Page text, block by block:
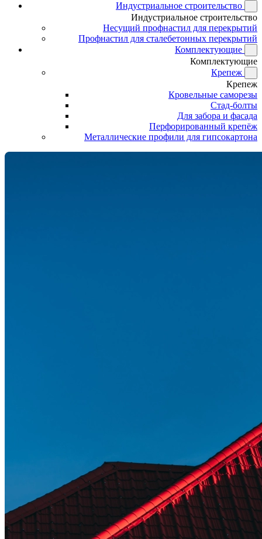
Индустриальное строительство
Индустриальное строительство
Несущий профнастил для перекрытий
Профнастил для сталебетонных перекрытий
Комплектующие
Комплектующие
Крепеж
Крепеж
Кровельные саморезы
Стад-болты
Для забора и фасада
Перфорированный крепёж
Металлические профили для гипсокартона